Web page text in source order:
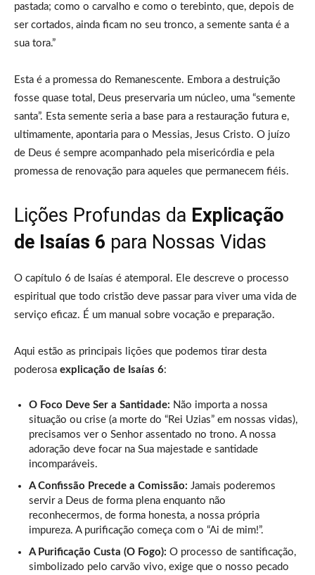
pastada; como o carvalho e como o terebinto, que, depois de
ser cortados, ainda ficam no seu tronco, a semente santa é a
sua tora.”
Esta é a promessa do Remanescente. Embora a destruição
fosse quase total, Deus preservaria um núcleo, uma “semente
santa”. Esta semente seria a base para a restauração futura e,
ultimamente, apontaria para o Messias, Jesus Cristo. O juízo
de Deus é sempre acompanhado pela misericórdia e pela
promessa de renovação para aqueles que permanecem fiéis.
Lições Profundas da Explicação
de Isaías 6 para Nossas Vidas
O capítulo 6 de Isaías é atemporal. Ele descreve o processo
espiritual que todo cristão deve passar para viver uma vida de
serviço eficaz. É um manual sobre vocação e preparação.
Aqui estão as principais lições que podemos tirar desta
poderosa explicação de Isaías 6:
O Foco Deve Ser a Santidade: Não importa a nossa
situação ou crise (a morte do “Rei Uzias” em nossas vidas),
precisamos ver o Senhor assentado no trono. A nossa
adoração deve focar na Sua majestade e santidade
incomparáveis.
A Confissão Precede a Comissão: Jamais poderemos
servir a Deus de forma plena enquanto não
reconhecermos, de forma honesta, a nossa própria
impureza. A purificação começa com o “Ai de mim!”.
A Purificação Custa (O Fogo): O processo de santificação,
simbolizado pelo carvão vivo, exige que o nosso pecado